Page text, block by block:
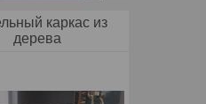
каркас из
дерева